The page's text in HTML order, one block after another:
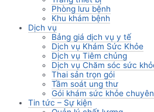
Phòng lưu bệnh
Khu khám bệnh
Dịch vụ
Bảng giá dịch vụ y tế
Dịch vụ Khám Sức Khỏe
Dịch vụ Tiêm chủng
Dịch vụ Chăm sóc sức
Thai sản trọn gói
Tầm soát ung thư
Gói khám sức khỏe
Tin tức – Sự kiện